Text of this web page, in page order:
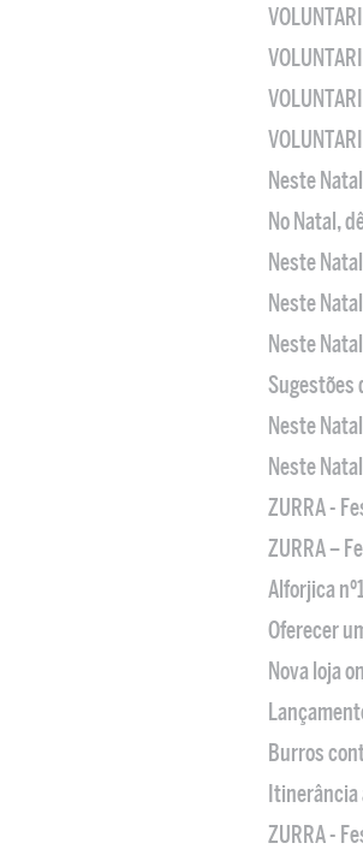
Neste
No Natal,
Neste
Neste
Neste
Sugestões
Neste
Neste
ZURRA -
ZURRA –
Alforjica
Oferecer
Nova loja
Burros
Itinerância
ZURRA -